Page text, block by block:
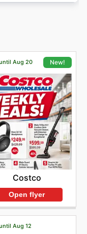
Aug 20 New!
Costco
Open flyer
Aug 12